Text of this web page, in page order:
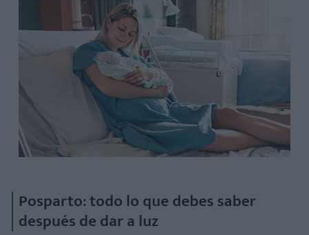
Posparto: todo lo que debes saber
después de dar a luz